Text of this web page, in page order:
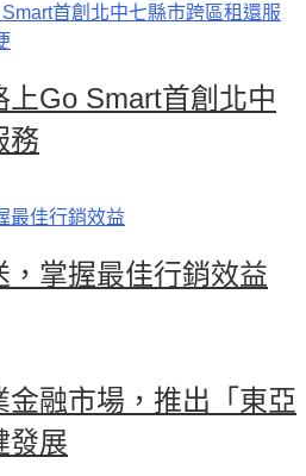
Go Smart首創北中
務
掌握最佳行銷效益
融市場，推出「東亞
發展